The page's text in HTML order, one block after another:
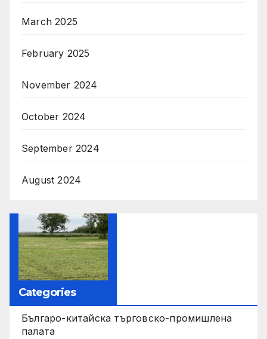
March 2025
February 2025
November 2024
October 2024
September 2024
August 2024
Categories
Българо-китайска търговско-промишлена
палата